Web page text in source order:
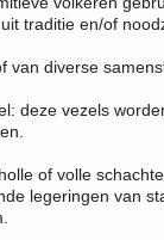
traditie en/of
van diverse
deze vezels
of volle
legeringen van